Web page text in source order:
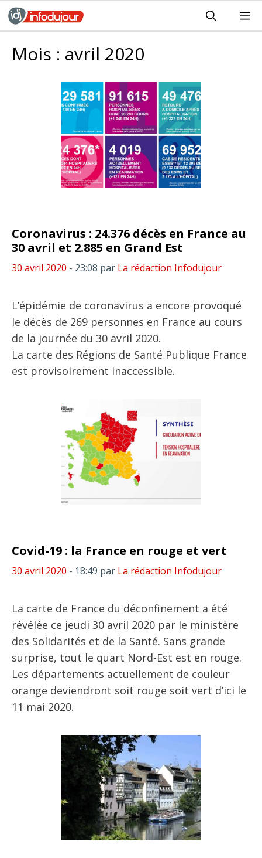
Aller
au
Mois : avril 2020
Coronavirus : 24.376 décès en France au
30 avril et 2.885 en Grand Est
30 avril 2020 - 23:08 par La rédaction Infodujour
L’épidémie de coronavirus a encore provoqué
le décès de 269 personnes en France au cours
de la journée du 30 avril 2020.
La carte des Régions de Santé Publique France
est provisoirement inaccessible.
Covid-19 : la France en rouge et vert
30 avril 2020 - 18:49 par La rédaction Infodujour
La carte de France du déconfinement a été
révélée ce jeudi 30 avril 2020 par le ministère
des Solidarités et de la Santé. Sans grande
surprise, tout le quart Nord-Est est en rouge.
Les départements actuellement de couleur
orange deviendront soit rouge soit vert d’ici le
11 mai 2020.